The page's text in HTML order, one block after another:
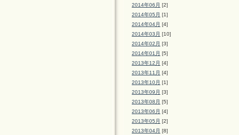
2014年06月 [2]
2014年05月 [1]
2014年04月 [4]
2014年03月 [10]
2014年02月 [3]
2014年01月 [5]
2013年12月 [4]
2013年11月 [4]
2013年10月 [1]
2013年09月 [3]
2013年08月 [5]
2013年06月 [4]
2013年05月 [2]
2013年04月 [8]